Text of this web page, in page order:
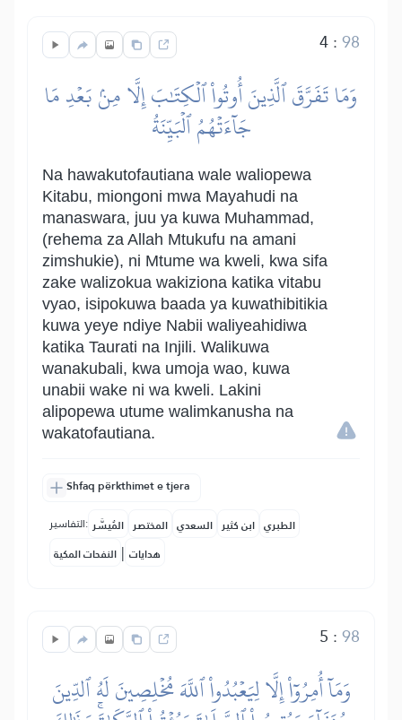
4:98
وَمَا تَفَرَّقَ ٱلَّذِينَ أُوتُواْ ٱلۡكِتَٰبَ إِلَّا مِنۢ بَعۡدِ مَا
جَآءَتۡهُمُ ٱلۡبَيِّنَةُ
Na hawakutofautiana wale waliopewa
Kitabu, miongoni mwa Mayahudi na
manaswara, juu ya kuwa Muhammad,
(rehema za Allah Mtukufu na amani
zimshukie), ni Mtume wa kweli, kwa sifa
zake walizokua wakiziona katika vitabu
vyao, isipokuwa baada ya kuwathibitikia
kuwa yeye ndiye Nabii waliyeahidiwa
katika Taurati na Injili. Walikuwa
wanakubali, kwa umoja wao, kuwa
unabii wake ni wa kweli. Lakini
alipopewa utume walimkanusha na
wakatofautiana.
Shfaq përkthimet e tjera
التفاسير: المُيسَّر المختصر السعدي ابن كثير الطبري
النفحات المكية | هدايات
5 :98
وَمَآ أُمِرُوٓاْ إِلَّا لِيَعۡبُدُواْ ٱللَّهَ مُخۡلِصِينَ لَهُ ٱلدِّينَ